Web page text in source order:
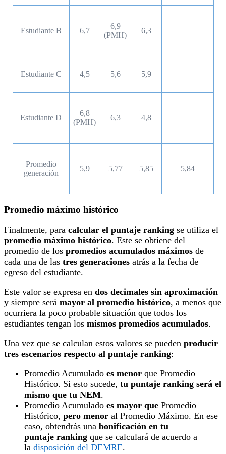
Estudiante B 6,7
6,9
(PMH)
6,3
Estudiante C 4,5 5,6 5,9
Estudiante D
6,8
(PMH)
6,3 4,8
Promedio
generación
5,9 5,77 5,85 5,84
Promedio máximo histórico
Finalmente, para calcular el puntaje ranking se utiliza el
promedio máximo histórico. Este se obtiene del
promedio de los promedios acumulados máximos de
cada una de las tres generaciones atrás a la fecha de
egreso del estudiante.
Este valor se expresa en dos decimales sin aproximación
y siempre será mayor al promedio histórico, a menos que
ocurriera la poco probable situación que todos los
estudiantes tengan los mismos promedios acumulados.
Una vez que se calculan estos valores se pueden producir
tres escenarios respecto al puntaje ranking:
Promedio Acumulado es menor que Promedio
Histórico. Si esto sucede, tu puntaje ranking será el
mismo que tu NEM.
Promedio Acumulado es mayor que Promedio
Histórico, pero menor al Promedio Máximo. En ese
caso, obtendrás una bonificación en tu
puntaje ranking que se calculará de acuerdo a
la disposición del DEMRE.